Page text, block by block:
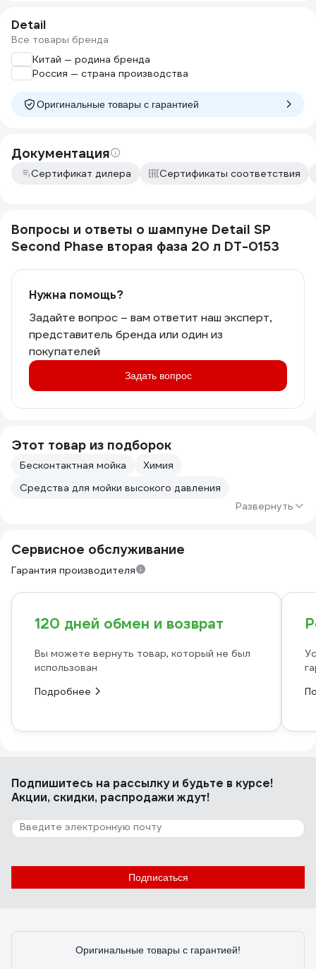
Detail
Все товары бренда
Китай — родина бренда
Россия — страна производства
Оригинальные товары c гарантией
Документация
Сертификат дилера Сертификаты соответствия
Вопросы и ответы о шампуне Detail SP
Second Phase вторая фаза 20 л DT-0153
Нужна помощь?
Задайте вопрос – вам ответит наш эксперт,
представитель бренда или один из
покупателей
Задать вопрос
Этот товар из подборок
Бесконтактная мойка
Химия
Средства для мойки высокого давления
Развернуть
Сервисное обслуживание
Гарантия производителя
120 дней обмен и возврат
Вы можете вернуть товар, который не был
использован
Подробнее
Подпишитесь на рассылкуи будьте в курсе!
Акции, скидки, распродажи ждут!
Подписаться
Оригинальные товары с гарантией!